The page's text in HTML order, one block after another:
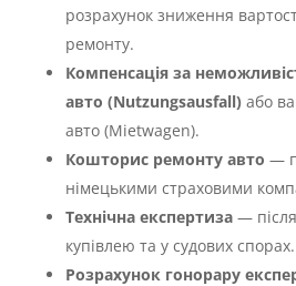
розрахунок зниження
ремонту.
Компенсація за
авто (Nutzungsausfall) або
авто (Mietwagen).
Кошторис ремонту авто —
німецькими страховими
Технічна експертиза—
купівлею та у судових спорах.
Розрахунок гонорару